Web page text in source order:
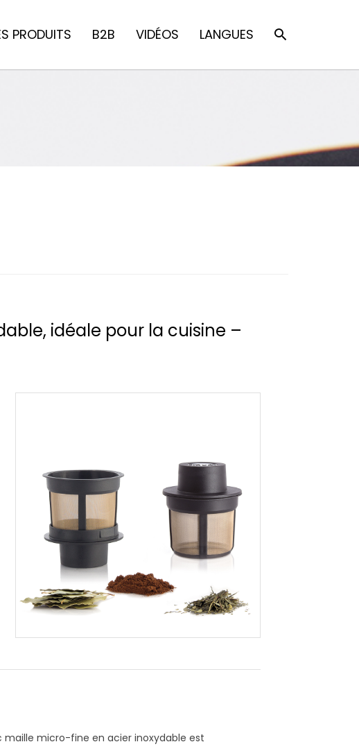
PRODUITS B2B VIDÉOS LANGUES
idéale pour la cuisine –
maille micro-fine en acier inoxydable est